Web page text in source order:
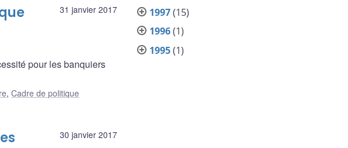
31 janvier 2017
pour les banquiers
,Cadre de politique
30 janvier 2017
1997(15)
1996(1)
1995(1)